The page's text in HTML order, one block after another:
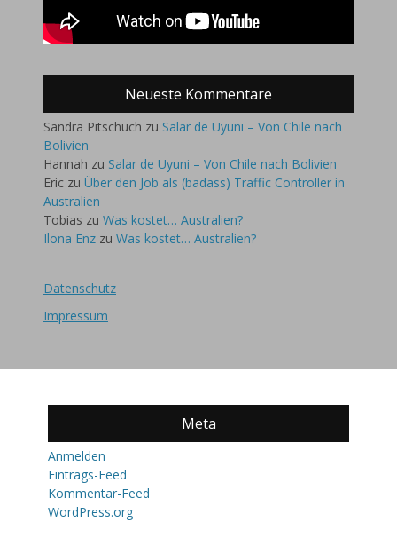
Neueste Kommentare
Sandra Pitschuch zu Salar de Uyuni – Von Chile nach
Bolivien
Hannah zu Salar de Uyuni – Von Chile nach Bolivien
Eric zu Über den Job als (badass) Traffic Controller in
Australien
Tobias zu Was kostet… Australien?
Ilona Enz zu Was kostet… Australien?
Datenschutz
Impressum
Meta
Anmelden
Eintrags-Feed
Kommentar-Feed
WordPress.org